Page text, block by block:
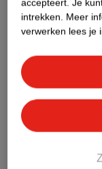
Nature Impact
Bestel &
accepteert. Je
intrekken. Meer
verwerken lees je